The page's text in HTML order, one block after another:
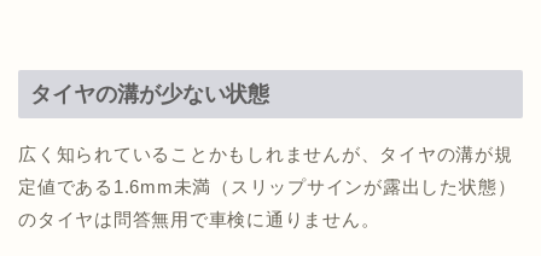
タイヤの溝が少ない状態
広く知られていることかもしれませんが、タイヤの溝が規
定値である1.6mm未満（スリップサインが露出した状態）
のタイヤは問答無用で車検に通りません。